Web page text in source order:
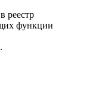
реестр
функции
.